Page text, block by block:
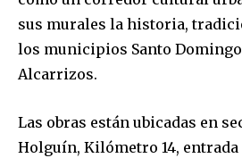
sus murales la historia,
los municipios Santo Domingo
Alcarrizos.
Las obras están ubicadas en
Holguín, Kilómetro 14,